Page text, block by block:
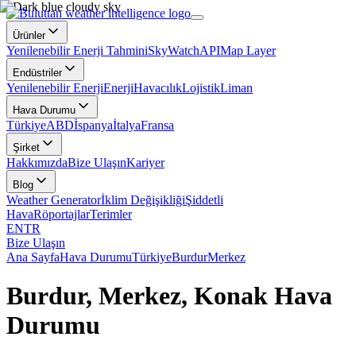
Ürünler
Yenilenebilir Enerji TahminiSkyWatchAPIMap Layer
Endüstriler
Yenilenebilir EnerjiEnerjiHavacılıkLojistikLiman
Hava Durumu
TürkiyeABDİspanyaİtalyaFransa
Şirket
HakkımızdaBize UlaşınKariyer
Blog
Weather Generatorİklim DeğişikliğiŞiddetli
HavaRöportajlarTerimler
ENTR
Bize Ulaşın
Ana SayfaHava DurumuTürkiyeBurdurMerkez
Burdur, Merkez, Konak Hava
Durumu